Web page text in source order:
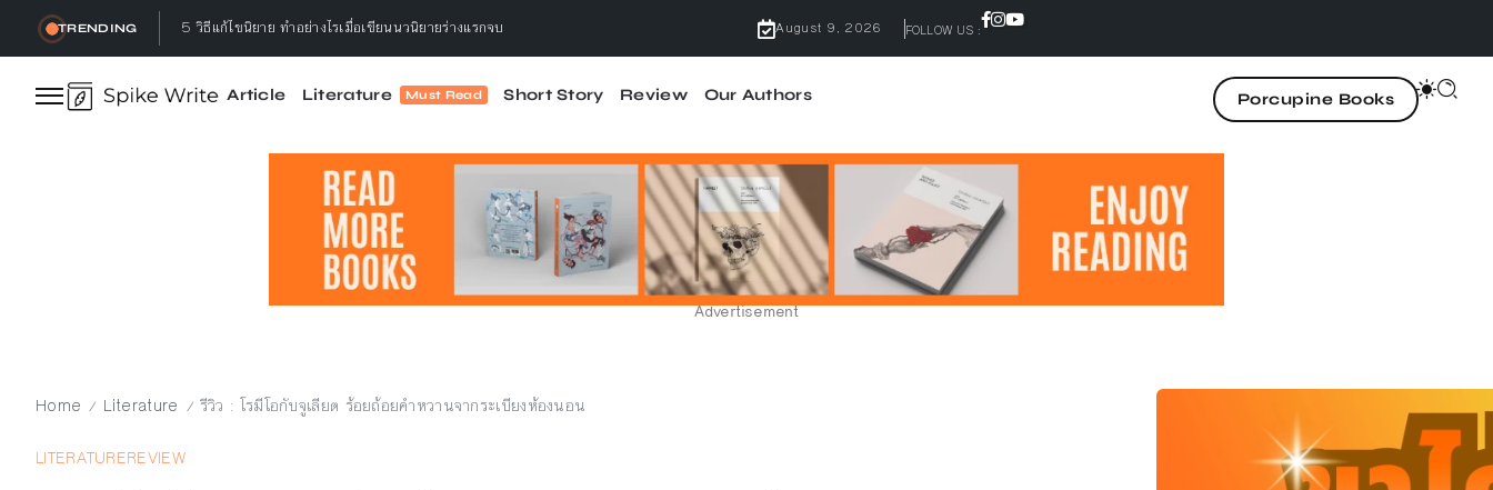
TRENDING
3 เหตุผล ทำไมนักเขียนต้องอ่านหนังสือ
5 วิธีอ่านหนังสือ ให้จบ พร้อมจดจำได้ไม่ลืม ทำแล้วได้ผลจริง
5 วิธีแก้ไขนิยาย ทำอย่างไรเมื่อเขียนนวนิยายร่างแรกจบ
August 9, 2026 FOLLOW US :
Article Literature Must Read Short Story Review Our Authors Porcupine Books
Advertisement
Home / Literature / รีวิว : โรมีโอกับจูเลียต ร้อยถ้อยคำหวานจากระเบียงห้องนอน
LITERATUREREVIEW